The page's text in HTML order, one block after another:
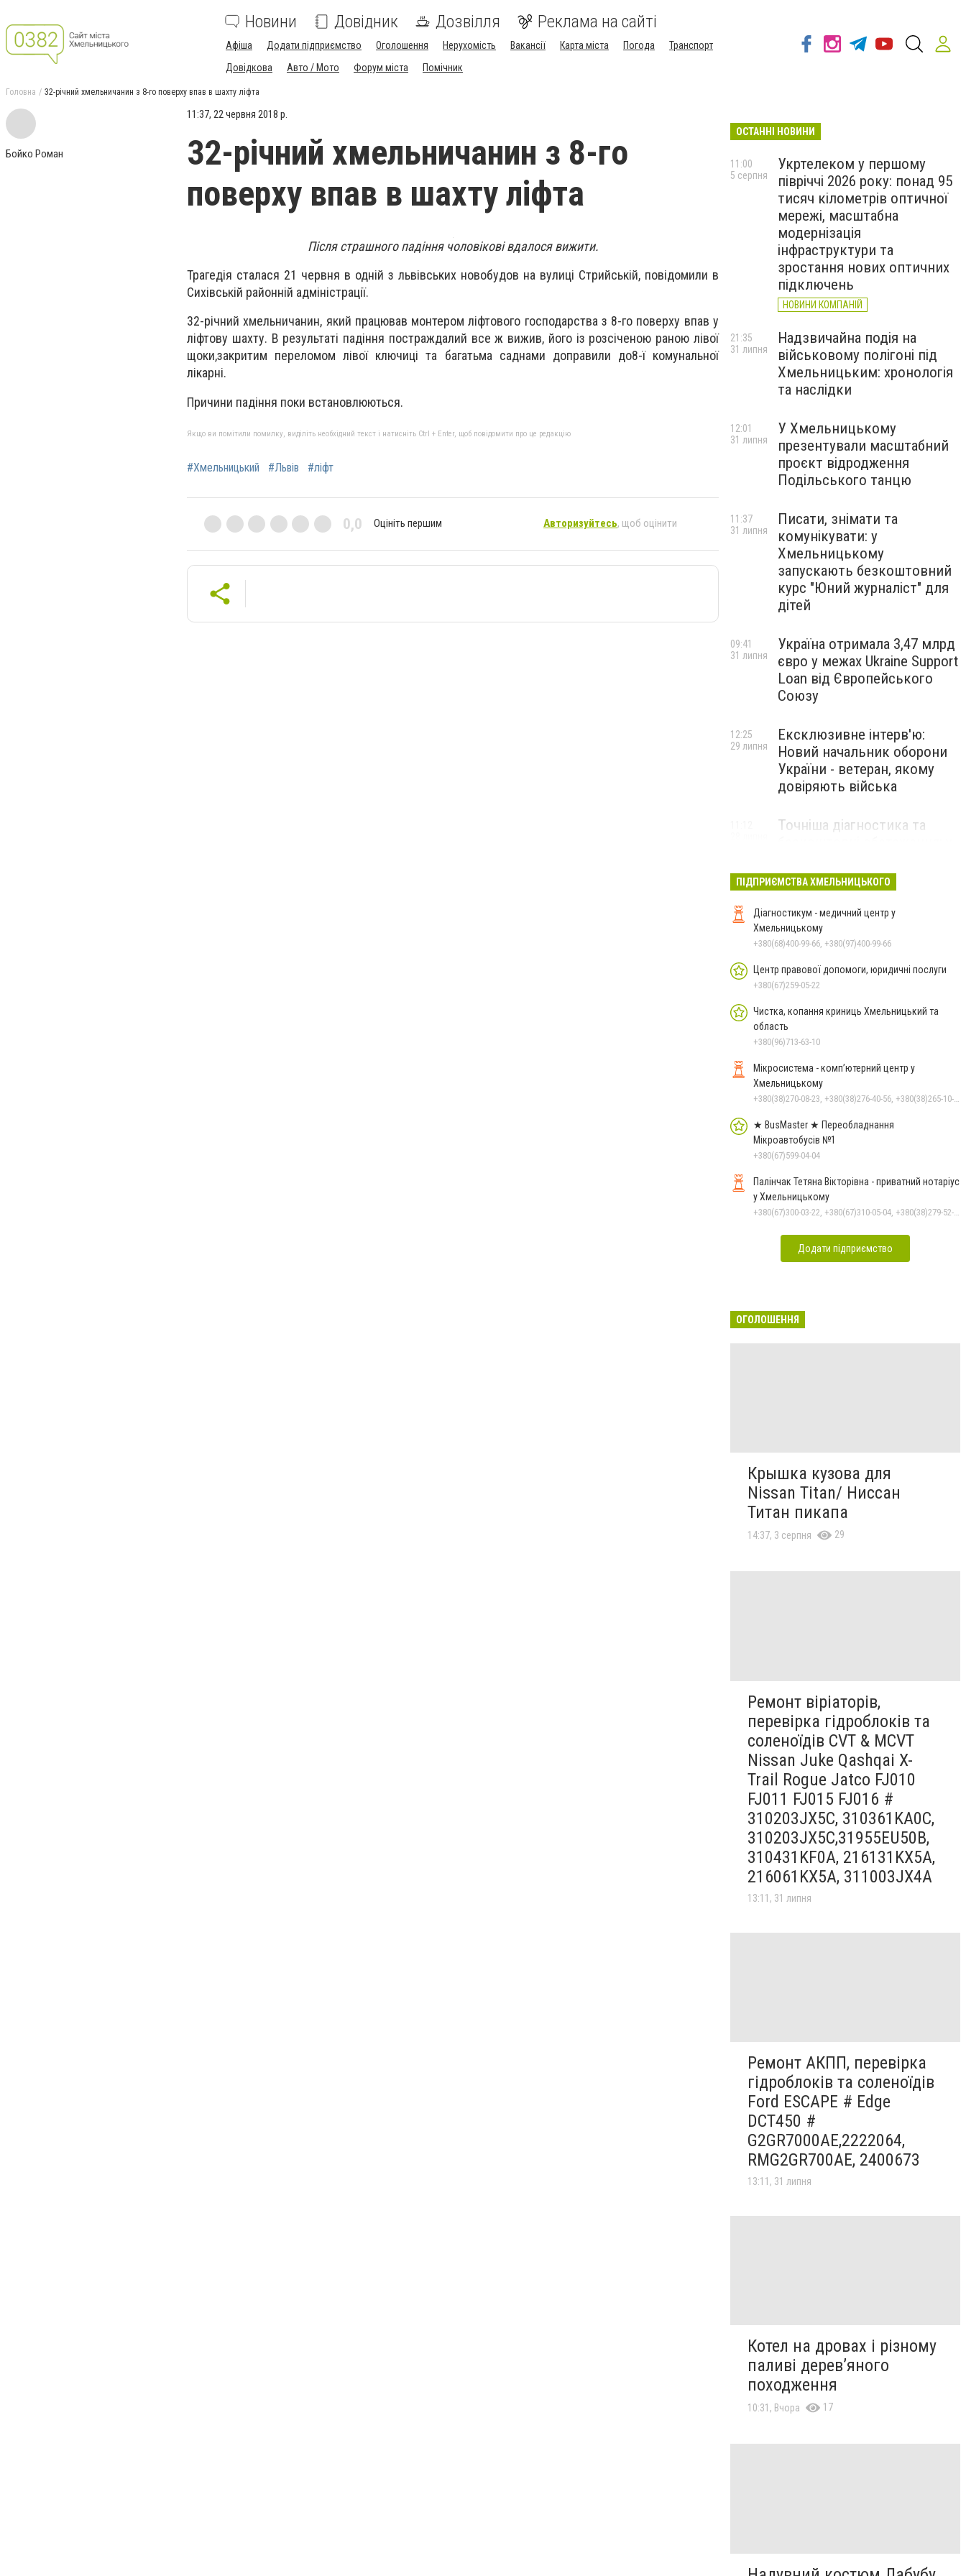
Новини Довідник Дозвілля Реклама на сайті
Афіша Додати підприємство Оголошення Нерухомість Вакансії Карта міста Погода
Транспорт
Довідкова
Авто / Мото Форум міста Помічник
Головна 32-річний хмельничанин з 8-го поверху впав в шахту ліфта
Бойко Роман
11:37, 22 червня 2018 р.
32-річний хмельничанин з 8-го
поверху впав в шахту ліфта
Після страшного падіння чоловікові вдалося вижити.
Трагедія сталася 21 червня в одній з львівських новобудов на вулиці Стрийській, повідомили в
Сихівській районній адміністрації.
32-річний хмельничанин, який працював монтером ліфтового господарства з 8-го поверху впав у
ліфтову шахту. В результаті падіння постраждалий все ж вижив, його із розсіченою раною лівої
щоки,закритим переломом лівої ключиці та багатьма саднами доправили до8-ї комунальної
лікарні.
Причини падіння поки встановлюються.
Якщо ви помітили помилку, виділіть необхідний текст і натисніть Ctrl + Enter, щоб повідомити про це редакцію
#Хмельницький #Львів #ліфт
0,0 Оцініть першим Авторизуйтесь, щоб оцінити
ОСТАННІ НОВИНИ
Укртелеком у першому
півріччі 2026 року: понад 95
тисяч кілометрів оптичної
мережі, масштабна
модернізація
інфраструктури та
зростання нових оптичних
підключень
НОВИНИ КОМПАНІЙ
11:00
5 серпня
Надзвичайна подія на
військовому полігоні під
Хмельницьким: хронологія
та наслідки
21:35
31 липня
У Хмельницькому
презентували масштабний
проєкт відродження
Подільського танцю
12:01
31 липня
Писати, знімати та
комунікувати: у
Хмельницькому
запускають безкоштовний
курс "Юний журналіст" для
дітей
11:37
31 липня
Україна отримала 3,47 млрд
євро у межах Ukraine Support
Loan від Європейського
Союзу
09:41
31 липня
Ексклюзивне інтерв'ю:
Новий начальник оборони
України - ветеран, якому
довіряють війська
12:25
29 липня
Точніша діагностика та
протипухлинному центрі
запрацював новий
томограф
Паперовий флот замість
Чорноморського: як реальні
втрати Росії перетворилися
27 липня
ПІДПРИЄМСТВА ХМЕЛЬНИЦЬКОГО
Діагностикум - медичний центр у
Хмельницькому
+380(68)400-99-66, +380(97)400-99-66
Центр правової допомоги, юридичні послуги
+380(67)259-05-22
Чистка, копання криниць Хмельницький та
область
+380(96)713-63-10
Мікросистема - комп’ютерний центр у
Хмельницькому
+380(38)270-08-23, +380(38)276-40-56, +380(38)265-10-45, +380(38)270-08-22
★ BusMaster ★ Переобладнання
Мікроавтобусів №1
+380(67)599-04-04
Палінчак Тетяна Вікторівна - приватний нотаріус
у Хмельницькому
+380(67)300-03-22, +380(67)310-05-04, +380(38)279-52-33
Додати підприємство
ОГОЛОШЕННЯ
Крышка кузова для
Nissan Titan/ Ниссан
Титан пикапа
14:37, 3 серпня 29
Ремонт віріаторів,
перевірка гідроблоків та
соленоїдів CVT & MCVT
Nissan Juke Qashqai X-
Trail Rogue Jatco FJ010
FJ011 FJ015 FJ016 #
310203JX5C, 310361KA0C,
310203JX5C,31955EU50B,
310431KF0A, 216131KX5A,
216061KX5A, 311003JX4A
13:11, 31 липня
Ремонт АКПП, перевірка
гідроблоків та соленоїдів
Ford ESCAPE # Edge
DCT450 #
G2GR7000AE,2222064,
RMG2GR700AE, 2400673
13:11, 31 липня
Котел на дровах і різному
паливі дерев’яного
походження
10:31, Вчора 17